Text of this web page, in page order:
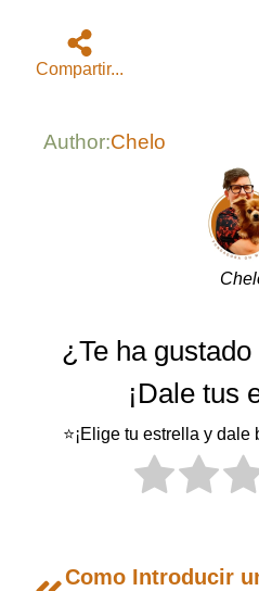
Compartir...
Author:Chelo
¿Te ha
¡Dale tus
⭐¡Elige tu estrella y
Como Introducir